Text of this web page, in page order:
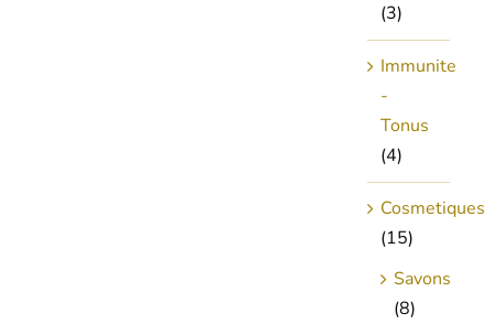
(3)
Immunite
-
Tonus
(4)
Cosmetiques
(15)
Savons
(8)